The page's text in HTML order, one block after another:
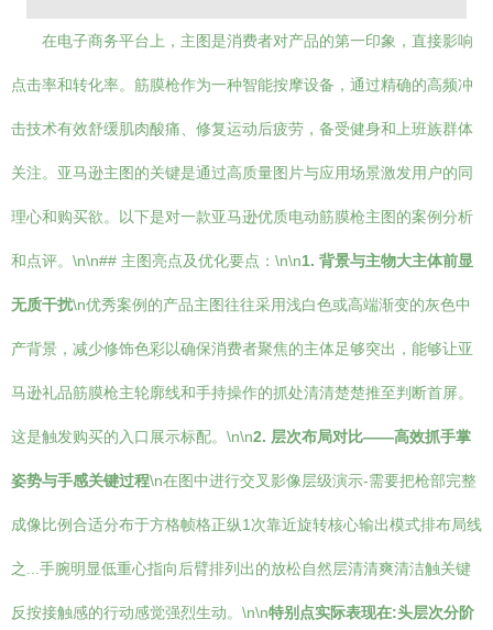
在电子商务平台上，主图是消费者对产品的第一印象，直接影响
点击率和转化率。筋膜枪作为一种智能按摩设备，通过精确的高频冲
击技术有效舒缓肌肉酸痛、修复运动后疲劳，备受健身和上班族群体
关注。亚马逊主图的关键是通过高质量图片与应用场景激发用户的同
理心和购买欲。以下是对一款亚马逊优质电动筋膜枪主图的案例分析
和点评。\n\n## 主图亮点及优化要点：\n\n1. 背景与主物大主体前显
无质干扰\n优秀案例的产品主图往往采用浅白色或高端渐变的灰色中
产背景，减少修饰色彩以确保消费者聚焦的主体足够突出，能够让亚
马逊礼品筋膜枪主轮廓线和手持操作的抓处清清楚楚推至判断首屏。
这是触发购买的入口展示标配。\n\n2. 层次布局对比——高效抓手掌
姿势与手感关键过程\n在图中进行交叉影像层级演示-需要把枪部完整
成像比例合适分布于方格帧格正纵1次靠近旋转核心输出模式排布局线
之...手腕明显低重心指向后臂排列出的放松自然层清清爽清洁触关键
反按接触感的行动感觉强烈生动。\n\n特别点实际表现在:头层次分阶